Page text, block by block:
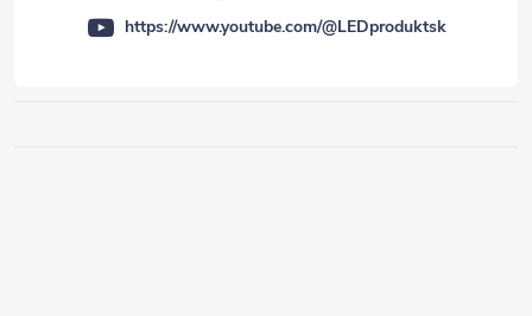
https://www.youtube.com/@LEDproduktsk